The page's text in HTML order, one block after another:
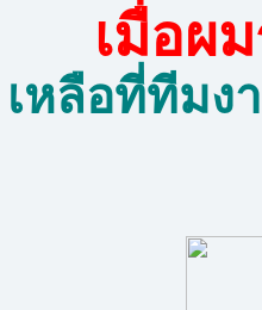
เมื่อผ
เหลือที่ทีมง